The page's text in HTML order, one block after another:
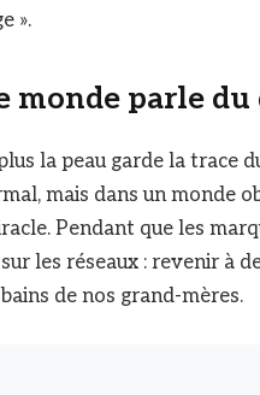
».
monde parle du
la peau garde la trace
mais dans un monde
Pendant que les
les réseaux : revenir à
de nos grand-mères.